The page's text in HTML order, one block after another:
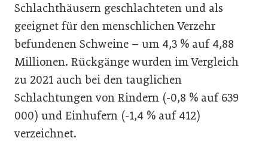
Schlachthäusern geschlachteten und als
geeignet für den menschlichen Verzehr
befundenen Schweine – um 4,3 % auf 4,88
Millionen. Rückgänge wurden im Vergleich
zu 2021 auch bei den tauglichen
Schlachtungen von Rindern (-0,8 % auf 639
000) und Einhufern (-1,4 % auf 412)
verzeichnet.